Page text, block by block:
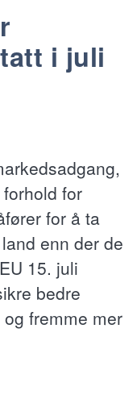
i juli
for
for å ta
enn der de
15. juli
bedre
fremme mer